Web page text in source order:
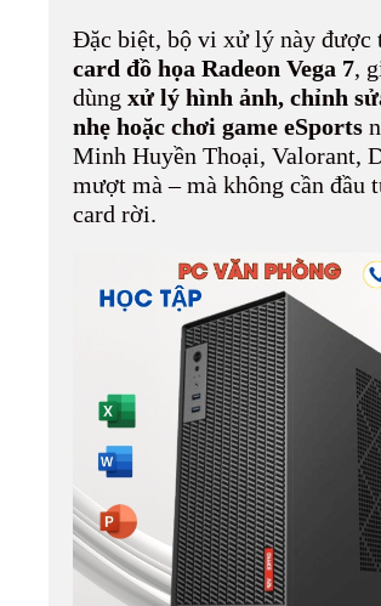
Đặc biệt, bộ vi xử lý này được
card đồ họa Radeon Vega 7,
dùng xử lý hình ảnh, chỉnh
nhẹ hoặc chơi game eSports
Minh Huyền Thoại, Valorant,
mượt mà – mà không cần đầu
card rời.